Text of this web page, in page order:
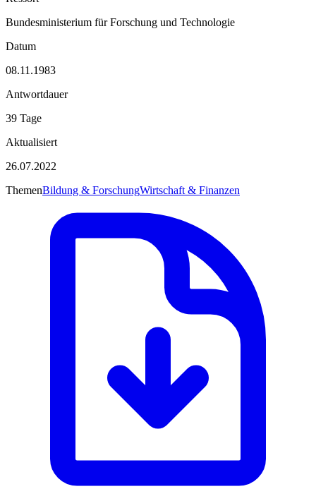
Bundesministerium für Forschung und Technologie
Datum
08.11.1983
Antwortdauer
39 Tage
Aktualisiert
26.07.2022
ThemenBildung & ForschungWirtschaft & Finanzen